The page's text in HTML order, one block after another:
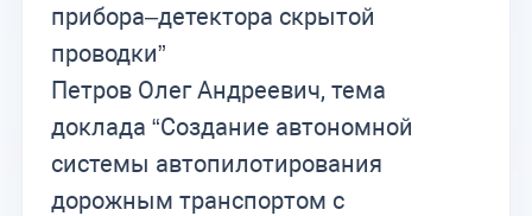
прибора–детектора скрытой
проводки”
Петров Олег Андреевич, тема
доклада “Создание автономной
системы автопилотирования
дорожным транспортом с